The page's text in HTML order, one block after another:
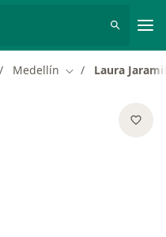
Medellín Cambiar de ciudad
Laura